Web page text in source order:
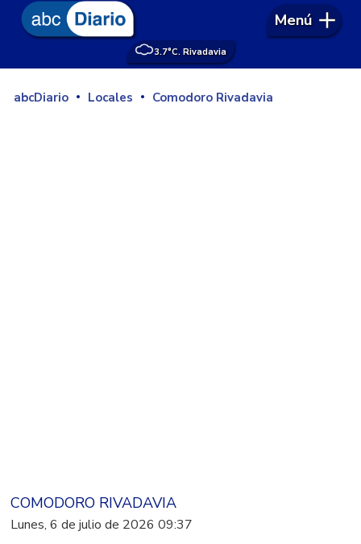
3.7°C. Rivadavia
Menú
abcDiario Locales Comodoro Rivadavia
COMODORO RIVADAVIA
Lunes, 6 de julio de 2026 09:37